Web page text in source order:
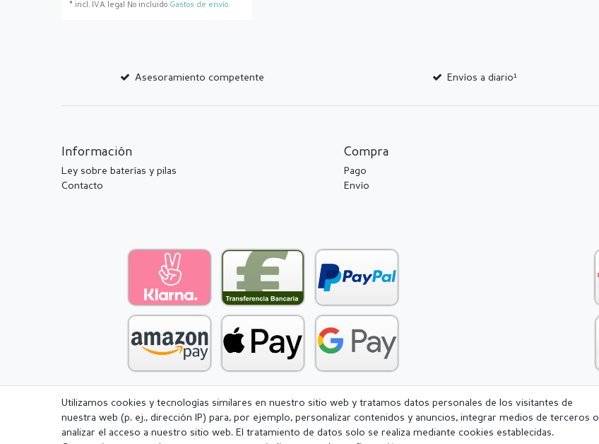
* incl. IVA legal No incluido Gastos de envío
Asesoramiento competente Envíos a diario¹
Información
Ley sobre baterías y pilas
Contacto
Compra
Pago
Envío
Aviso legal Política de Privacidad Condiciones generales (CGC) Derecho de rescisión
Utilizamos cookies y tecnologías similares en nuestro sitio web y tratamos datos personales de los visitantes de
nuestra web (p. ej., dirección IP) para, por ejemplo, personalizar contenidos y anuncios, integrar medios de terceros o
analizar el acceso a nuestro sitio web. El tratamiento de datos solo se realiza mediante cookies establecidas.